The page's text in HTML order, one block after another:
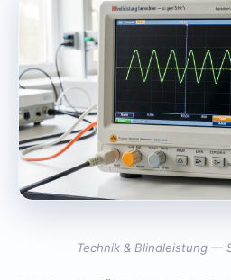
Technik & Blindleistung —